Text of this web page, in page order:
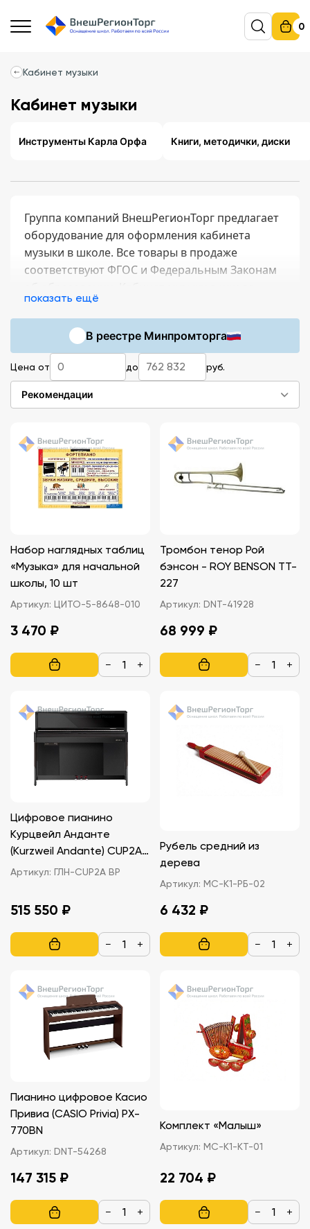
0
Кабинет музыки
Кабинет музыки
Инструменты Карла Орфа Книги, методички, диски
Группа компаний ВнешРегионТорг предлагает
оборудование для оформления кабинета
музыки в школе. Все товары в продаже
соответствуют ФГОС и Федеральным Законам
место для развития творческого потенциала,
нестандартного мышления у детей младшего и
среднего школьного возраста. Современное
оборудование и учебные материалы помогут
сделать образовательный процесс приятнее,
нагляднее.
показать ещё
В реестре Минпромторга
Цена от до руб.
Рекомендации
Набор наглядных таблиц
«Музыка» для начальной
школы, 10 шт
Артикул: ЦИТО-5-8648-010
3 470 ₽
− +
Тромбон тенор Рой
бэнсон - ROY BENSON TT-
227
Артикул: DNT-41928
68 999 ₽
− +
Цифровое пианино
Курцвейл Анданте
(Kurzweil Andante) CUP2A
BP черное,
Артикул: ГЛН-CUP2A BP
515 550 ₽
− +
Рубель средний из
дерева
Артикул: МС-К1-РБ-02
6 432 ₽
− +
Пианино цифровое Касио
Привиа (CASIO Privia) PX-
770BN
Артикул: DNT-54268
147 315 ₽
− +
Комплект «Малыш»
Артикул: МС-К1-КТ-01
22 704 ₽
− +